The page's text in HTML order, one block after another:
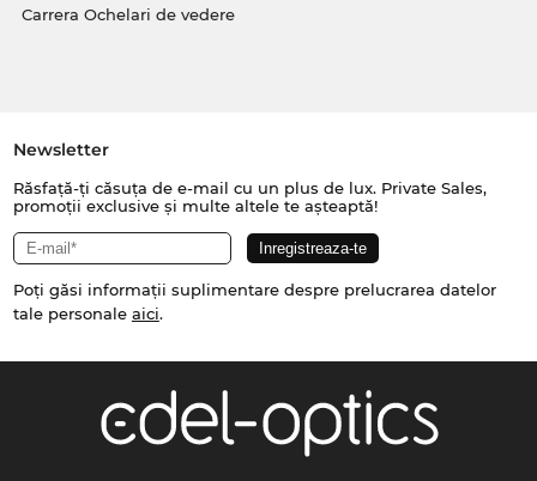
Carrera Ochelari de vedere
Newsletter
Răsfață-ți căsuța de e-mail cu un plus de lux. Private Sales,
promoții exclusive și multe altele te așteaptă!
Poți găsi informații suplimentare despre prelucrarea datelor
tale personale aici.